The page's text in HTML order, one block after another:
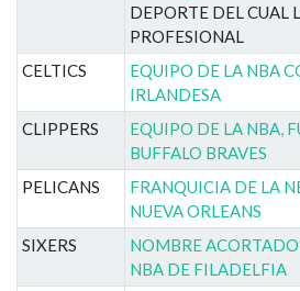
DEPORTE DEL CUAL
PROFESIONAL
CELTICS
EQUIPO DE LA NBA
IRLANDESA
CLIPPERS
EQUIPO DE LA NBA,
BUFFALO BRAVES
PELICANS
FRANQUICIA DE LA
NUEVA ORLEANS
SIXERS
NOMBRE
NBA DE FILADELFIA